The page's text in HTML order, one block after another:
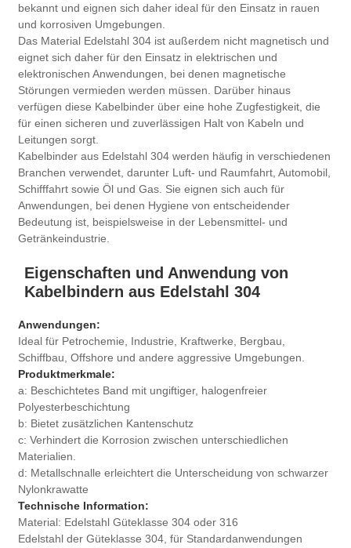
bekannt und eignen sich daher ideal für den Einsatz in rauen
und korrosiven Umgebungen.
Das Material Edelstahl 304 ist außerdem nicht magnetisch und
eignet sich daher für den Einsatz in elektrischen und
elektronischen Anwendungen, bei denen magnetische
Störungen vermieden werden müssen. Darüber hinaus
verfügen diese Kabelbinder über eine hohe Zugfestigkeit, die
für einen sicheren und zuverlässigen Halt von Kabeln und
Leitungen sorgt.
Kabelbinder aus Edelstahl 304 werden häufig in verschiedenen
Branchen verwendet, darunter Luft- und Raumfahrt, Automobil,
Schifffahrt sowie Öl und Gas. Sie eignen sich auch für
Anwendungen, bei denen Hygiene von entscheidender
Bedeutung ist, beispielsweise in der Lebensmittel- und
Getränkeindustrie.
Eigenschaften und Anwendung von
Kabelbindern aus Edelstahl 304
Anwendungen:
Ideal für Petrochemie, Industrie, Kraftwerke, Bergbau,
Schiffbau, Offshore und andere aggressive Umgebungen.
Produktmerkmale:
a: Beschichtetes Band mit ungiftiger, halogenfreier
Polyesterbeschichtung
b: Bietet zusätzlichen Kantenschutz
c: Verhindert die Korrosion zwischen unterschiedlichen
Materialien.
d: Metallschnalle erleichtert die Unterscheidung von schwarzer
Nylonkrawatte
Technische Information:
Material: Edelstahl Güteklasse 304 oder 316
Edelstahl der Güteklasse 304, für Standardanwendungen